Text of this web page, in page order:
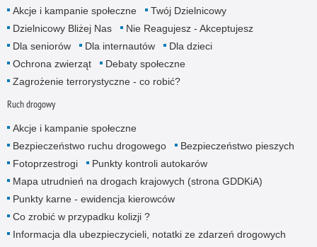
Akcje i kampanie społeczne
Twój Dzielnicowy
Dzielnicowy Bliżej Nas
Nie Reagujesz - Akceptujesz
Dla seniorów
Dla internautów
Dla dzieci
Ochrona zwierząt
Debaty społeczne
Zagrożenie terrorystyczne - co robić?
Ruch drogowy
Akcje i kampanie społeczne
Bezpieczeństwo ruchu drogowego
Bezpieczeństwo pieszych
Fotoprzestrogi
Punkty kontroli autokarów
Mapa utrudnień na drogach krajowych (strona GDDKiA)
Punkty karne - ewidencja kierowców
Co zrobić w przypadku kolizji ?
Informacja dla ubezpieczycieli, notatki ze zdarzeń drogowych